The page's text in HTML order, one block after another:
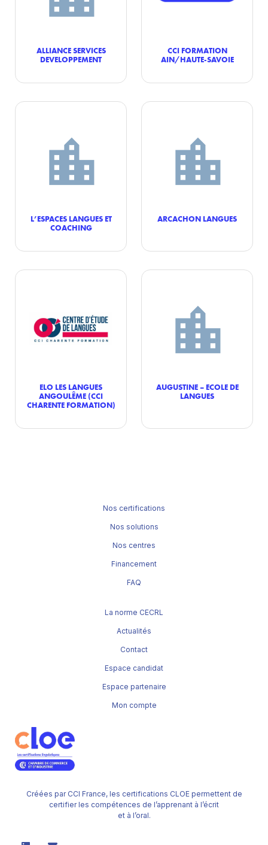
ALLIANCE SERVICES
DEVELOPPEMENT
CCI FORMATION
AIN/HAUTE-SAVOIE
L’ESPACES LANGUES ET
COACHING
ARCACHON LANGUES
ELO LES LANGUES
ANGOULÊME (CCI
CHARENTE FORMATION)
AUGUSTINE – ECOLE DE
LANGUES
Créées par CCI France, les certifications CLOE permettent de
certifier les compétences de l’apprenant à l’écrit
et à l’oral.
Nos certifications
Nos solutions
Nos centres
Financement
FAQ
La norme CECRL
Actualités
Contact
Espace candidat
Espace partenaire
Mon compte